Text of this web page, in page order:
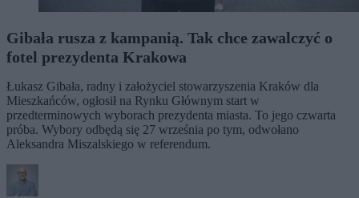
Gibała rusza z kampanią. Tak chce zawalczyć o
fotel prezydenta Krakowa
Łukasz Gibała, radny i założyciel stowarzyszenia Kraków dla
Mieszkańców, ogłosił na Rynku Głównym start w
przedterminowych wyborach prezydenta miasta. To jego czwarta
próba. Wybory odbędą się 27 września po tym, odwołano
Aleksandra Miszalskiego w referendum.